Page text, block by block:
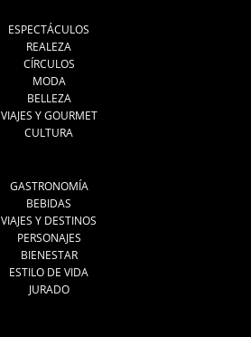
ESPECTÁCULOS
REALEZA
CÍRCULOS
MODA
BELLEZA
VIAJES Y GOURMET
CULTURA
GASTRONOMÍA
BEBIDAS
VIAJES Y DESTINOS
PERSONAJES
BIENESTAR
ESTILO DE VIDA
JURADO